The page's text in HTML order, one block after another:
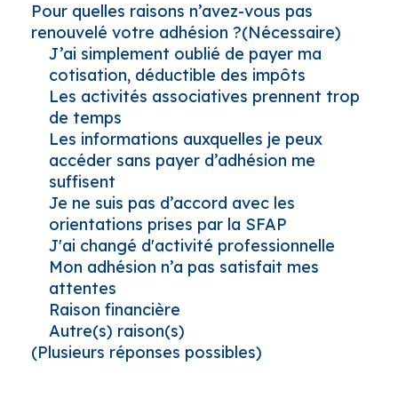
Pour quelles raisons n’avez-vous pas
renouvelé votre adhésion ?(Nécessaire)
J’ai simplement oublié de payer ma
cotisation, déductible des impôts
Les activités associatives prennent trop
de temps
Les informations auxquelles je peux
accéder sans payer d’adhésion me
suffisent
Je ne suis pas d’accord avec les
orientations prises par la SFAP
J'ai changé d'activité professionnelle
Mon adhésion n’a pas satisfait mes
attentes
Raison financière
Autre(s) raison(s)
(Plusieurs réponses possibles)